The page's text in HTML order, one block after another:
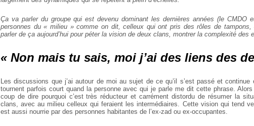
Ça va parler du groupe qui est devenu dominant les dernières années (le CMDO
personnes du « milieu » comme on dit, celleux qui ont pris des rôles de tampons,
parler de ça aujourd’hui pour péter la vision de deux clans, montrer la complexité des
« Non mais tu sais, moi j’ai des liens des
Les discussions que j’ai autour de moi au sujet de ce qu’il s’est passé et continue
tournent parfois court quand la personne avec qui je parle me dit cette phrase.
coup de dire pourquoi c’est très réducteur et carrément distordu de résumer la
clans, avec au milieu celleux qui feraient les intermédiaires. Cette vision qui tend
est aussi nourrie par des personnes habitantes de l’ex-zad ou ex-occupantes.